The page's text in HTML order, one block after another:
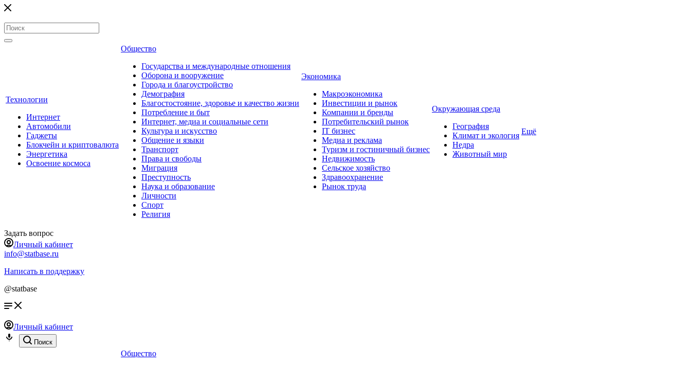
Технологии
Интернет
Автомобили
Гаджеты
Блокчейн и криптовалюта
Энергетика
Освоение космоса
Общество
Государства и международные отношения
Оборона и вооружение
Города и благоустройство
Демография
Благостостояние, здоровье и качество жизни
Потребление и быт
Интернет, медиа и социальные сети
Культура и искусство
Общение и языки
Транспорт
Права и свободы
Миграция
Преступность
Наука и образование
Личности
Спорт
Религия
Экономика
Макроэкономика
Инвестиции и рынок
Компании и бренды
Потребительский рынок
IT бизнес
Медиа и реклама
Туризм и гостиничный бизнес
Недвижимость
Сельское хозяйство
Здравоохранение
Рынок труда
Окружающая среда
География
Климат и экология
Недра
Животный мир
Ещё
Задать вопрос
Личный кабинет
info@statbase.ru
Написать в поддержку
@statbase
Личный кабинет
Поиск
Общество